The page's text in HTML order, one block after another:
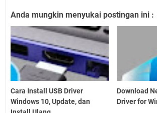
Anda mungkin menyukai postingan ini :
Cara Install USB Driver
Windows 10, Update, dan
Download
Driver for